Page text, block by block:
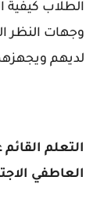
الطلاب كيفية
وجهات النظر
لديهم
التعلم
العاطفي